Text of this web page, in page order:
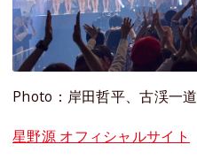
Photo：岸田哲平、古渓一道
星野源 オフィシャルサイト